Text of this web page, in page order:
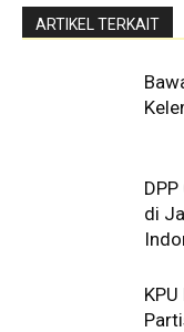
ARTIKEL TERKAIT
di